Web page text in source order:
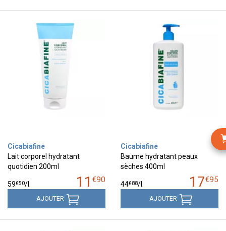
Cicabiafine
Lait corporel hydratant
quotidien 200ml
11 €90
59€50/
AJOUTER
Cicabiafine
Baume hydratant peaux
sèches 400ml
17€95
44€88/
AJOUTER